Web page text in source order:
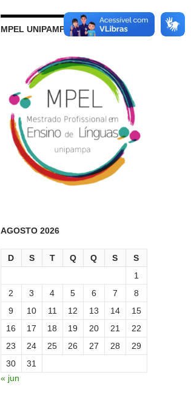
MPEL UNIPAMPA
AGOSTO 2026
D S T Q Q S
S
1
2
3 4 5 6 7
8
9
10 11 12 13 14
15
16
17 18 19 20 21
22
23
24 25 26 27 28
29
30
31
« jun